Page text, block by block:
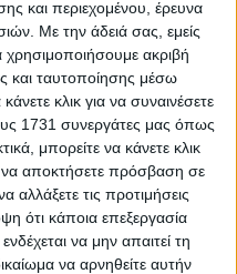
και περιεχομένου, έρευνα
Με την άδειά σας, εμείς
χρησιμοποιήσουμε ακριβή
και ταυτοποίησης μέσω
κλικ για να συναινέσετε
1731 συνεργάτες μας όπως
μπορείτε να κάνετε κλικ
να αποκτήσετε πρόσβαση σε
αλλάξετε τις προτιμήσεις
ότι κάποια επεξεργασία
να μην απαιτεί τη
να αρνηθείτε αυτήν
σύμφωνα με τα
σας.
τα υπάρχοντα φίλτρα